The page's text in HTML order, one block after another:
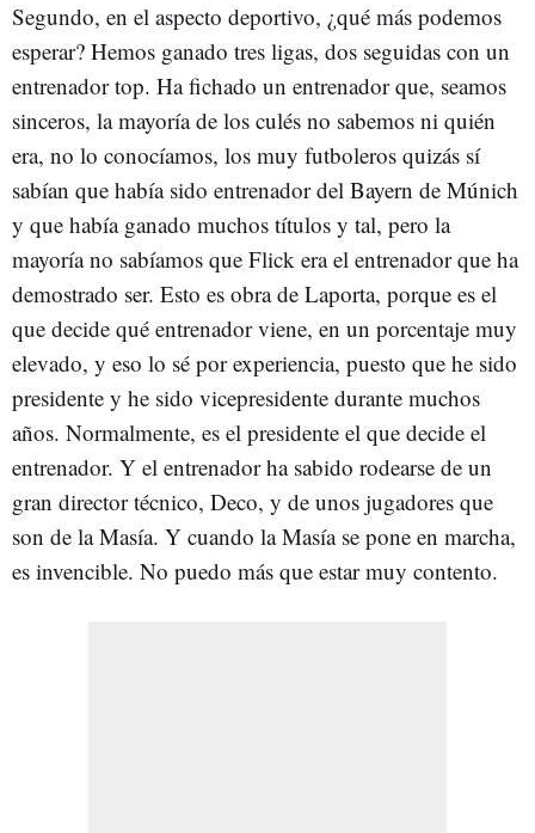
Segundo, en el aspecto deportivo, ¿qué más podemos
esperar? Hemos ganado tres ligas, dos seguidas con un
entrenador top. Ha fichado un entrenador que, seamos
sinceros, la mayoría de los culés no sabemos ni quién
era, no lo conocíamos, los muy futboleros quizás sí
sabían que había sido entrenador del Bayern de Múnich
y que había ganado muchos títulos y tal, pero la
mayoría no sabíamos que Flick era el entrenador que ha
demostrado ser. Esto es obra de Laporta, porque es el
que decide qué entrenador viene, en un porcentaje muy
elevado, y eso lo sé por experiencia, puesto que he sido
presidente y he sido vicepresidente durante muchos
años. Normalmente, es el presidente el que decide el
entrenador. Y el entrenador ha sabido rodearse de un
gran director técnico, Deco, y de unos jugadores que
son de la Masía. Y cuando la Masía se pone en marcha,
es invencible. No puedo más que estar muy contento.